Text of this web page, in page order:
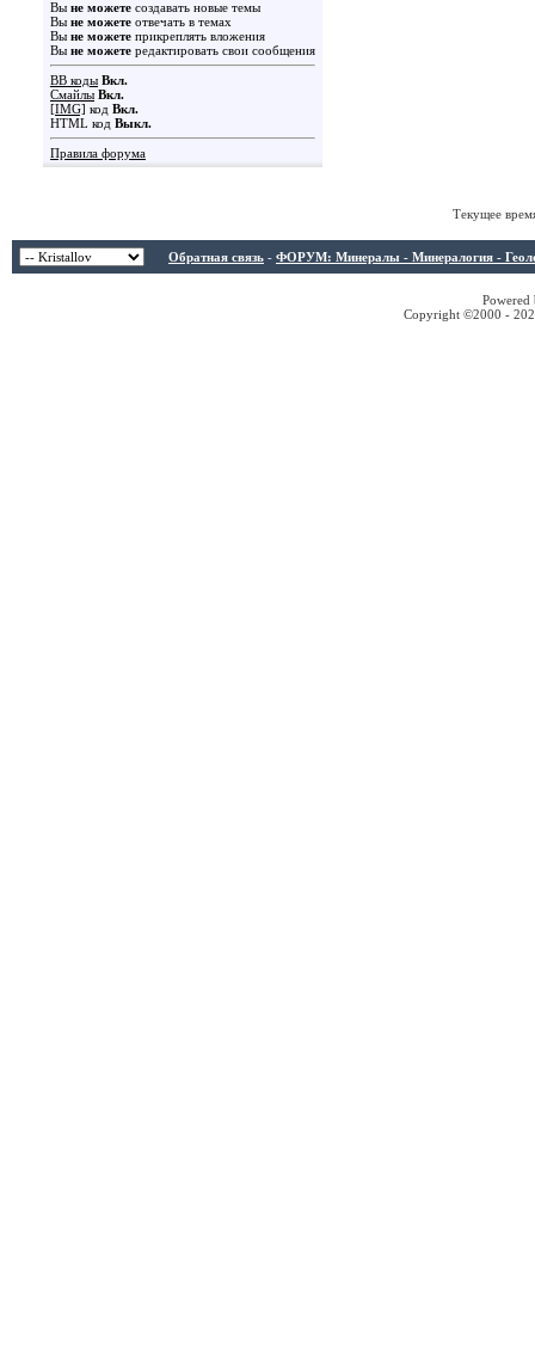
Вы не можете создавать новые темы
Вы не можете отвечать в темах
Вы не можете прикреплять вложения
Вы не можете редактировать свои сообщения
BB коды Вкл.
Смайлы Вкл.
[IMG] код Вкл.
HTML код Выкл.
Правила форума
Текущее
Обратная связь - ФОРУМ: Минералы - Минералогия -
Copyright ©2000 -